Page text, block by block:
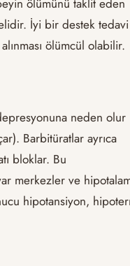
ölümünü taklit eden
İyi bir destek tedavi
ölümcül olabilir.
neden olur
Barbitüratlar ayrıca
bloklar. Bu
merkezler ve
hipotansiyon,